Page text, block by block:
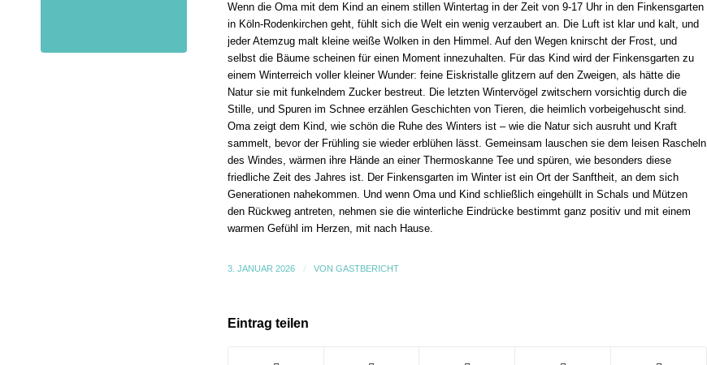
Wenn die Oma mit dem Kind an einem stillen Wintertag in der Zeit von 9-17 Uhr in den Finkensgarten
in Köln-Rodenkirchen geht, fühlt sich die Welt ein wenig verzaubert an. Die Luft ist klar und kalt, und
jeder Atemzug malt kleine weiße Wolken in den Himmel. Auf den Wegen knirscht der Frost, und
selbst die Bäume scheinen für einen Moment innezuhalten. Für das Kind wird der Finkensgarten zu
einem Winterreich voller kleiner Wunder: feine Eiskristalle glitzern auf den Zweigen, als hätte die
Natur sie mit funkelndem Zucker bestreut. Die letzten Wintervögel zwitschern vorsichtig durch die
Stille, und Spuren im Schnee erzählen Geschichten von Tieren, die heimlich vorbeigehuscht sind.
Oma zeigt dem Kind, wie schön die Ruhe des Winters ist – wie die Natur sich ausruht und Kraft
sammelt, bevor der Frühling sie wieder erblühen lässt. Gemeinsam lauschen sie dem leisen Rascheln
des Windes, wärmen ihre Hände an einer Thermoskanne Tee und spüren, wie besonders diese
friedliche Zeit des Jahres ist. Der Finkensgarten im Winter ist ein Ort der Sanftheit, an dem sich
Generationen nahekommen. Und wenn Oma und Kind schließlich eingehüllt in Schals und Mützen
den Rückweg antreten, nehmen sie die winterliche Eindrücke bestimmt ganz positiv und mit einem
warmen Gefühl im Herzen, mit nach Hause.
3. JANUAR 2026 / VON GASTBERICHT
Eintrag teilen